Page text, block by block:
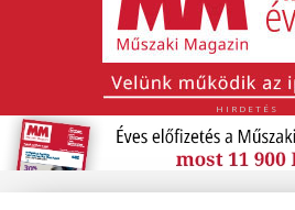
HIRDETÉS